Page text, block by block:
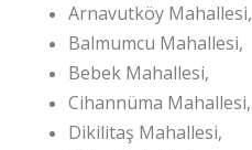
Arnavutköy Mahallesi,
Balmumcu Mahallesi,
Bebek Mahallesi,
Cihannüma Mahallesi,
Dikilitaş Mahallesi,